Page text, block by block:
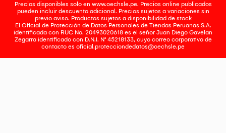
Precios disponibles solo en www.oechsle.pe. Precios online publicados
pueden incluir descuento adicional. Precios sujetos a variaciones sin
previo aviso. Productos sujetos a disponibilidad de stock
El Oficial de Protección de Datos Personales de Tiendas Peruanas S.A.
identificada con RUC No. 20493020618 es el señor Juan Diego Gavelan
Zegarra identificado con D.N.I. N° 45218133, cuyo correo corporativo de
contacto es oficial.protecciondedatos@oechsle.pe